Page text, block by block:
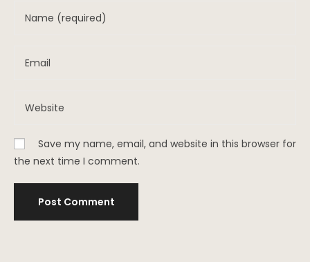
Save my name, email, and website in this browser for
the next time I comment.